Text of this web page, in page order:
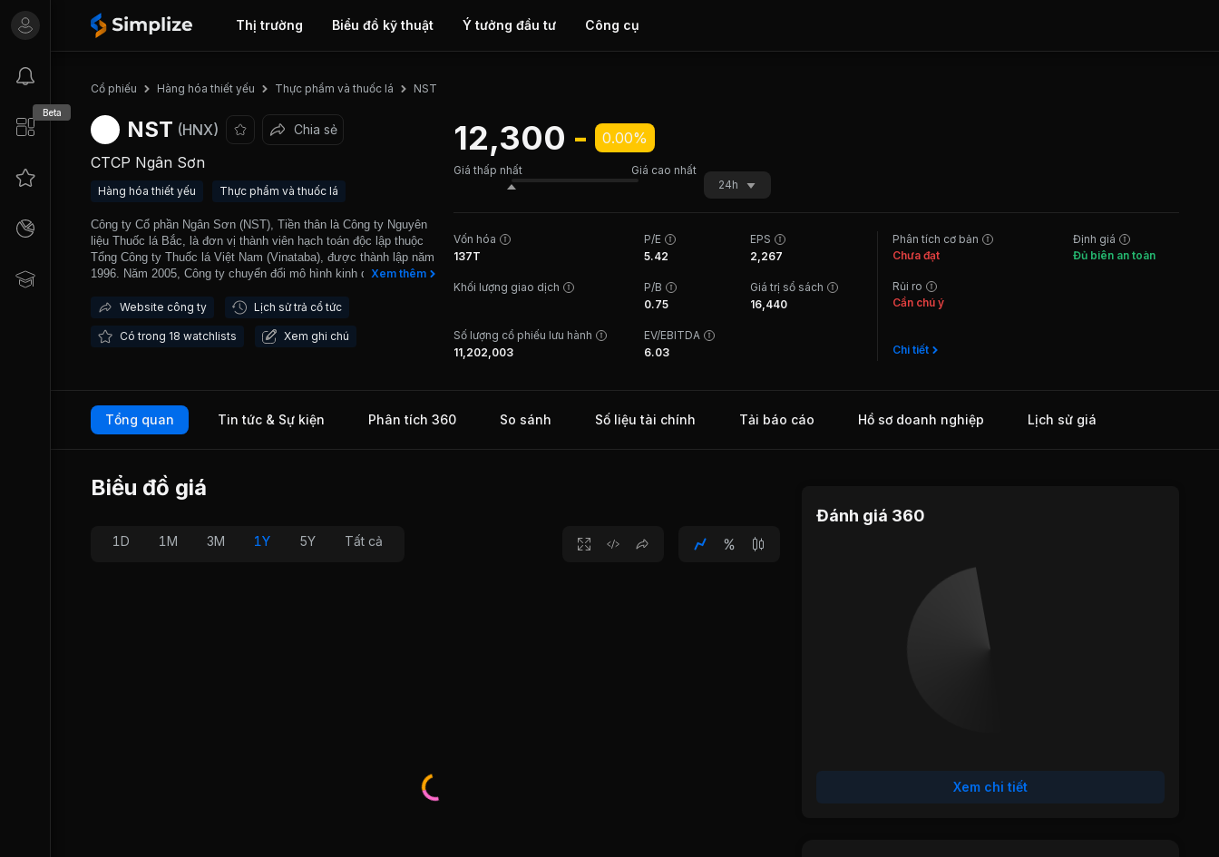
Thị trường Biểu đồ kỹ thuật Ý tưởng đầu tư Công cụ
Beta
Cổ phiếu Hàng hóa thiết yếu Thực phẩm và thuốc lá NST
NST (HNX) Chia sẻ
CTCP Ngân Sơn
Hàng hóa thiết yếu Thực phẩm và thuốc lá
Công ty Cổ phần Ngân Sơn (NST), Tiền thân là Công ty Nguyên
liệu Thuốc lá Bắc, là đơn vị thành viên hạch toán độc lập thuộc
Tổng Công ty Thuốc lá Việt Nam (Vinataba), được thành lập năm
1996. Năm 2005, Công ty chuyển đổi mô hình kinh doanh thành
Hoạt động chủ yếu trong lĩnh vực sản xuất, chế biến, kinh doanh
và dịch vụ gia công chế biến thuốc lá lá. Điểm mạnh của công ty
Nam. Công ty cung cấp nguyên liệu cho các nhà máy sản xuất
thuốc lá tại Việt Nam bao gồm cả các công ty trực thuộc Tổng
Công Ty Thuốc Lá Việt Nam, và Các công ty thuốc lá khác. Hàng
năm Xí nghiệp chế biến nguyên liệu thực hiện gia công cho khách
hàng trong nước khoảng 4.000 tấn/năm, chế biến nguyên liệu
tấn. Ngày 29/12/2006, NST chính thức giao dịch trên Sở Giao
dịch Chứng khoán Hà Nội (HNX).
Xem thêm
Website công ty Lịch sử trả cổ tức
Có trong 18 watchlists Xem ghi chú
12,300 - 0.00%
Giá thấp nhất
Giá cao nhất
24h
Vốn hóa
137T
P/E
5.42
EPS
2,267
Khối lượng giao dịch
P/B
0.75
Giá trị sổ sách
16,440
Số lượng cổ phiếu lưu hành
11,202,003
EV/EBITDA
6.03
Phân tích cơ bản
Chưa đạt
Rủi ro
Cần chú ý
Chi tiết
Định giá
Đủ biên an toàn
Tổng quan Tin tức & Sự kiện Phân tích 360 So sánh Số liệu tài chính Tải báo cáo Hồ sơ doanh nghiệp Lịch sử giá
Biểu đồ giá
1D 1M 3M 1Y 5Y Tất cả
Đánh giá 360
Xem chi tiết